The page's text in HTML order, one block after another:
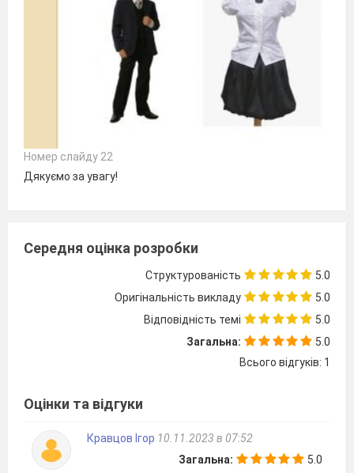
Номер слайду 22
Дякуємо за увагу!
Середня оцінка розробки
Структурованість
5.0
Оригінальність викладу
5.0
Відповідність темі
5.0
Загальна:
5.0
Всього відгуків: 1
Оцінки та відгуки
Кравцов Ігор 10.11.2023 в 07:52
Загальна:
5.0